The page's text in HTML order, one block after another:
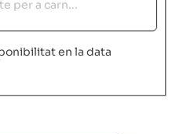
en la data